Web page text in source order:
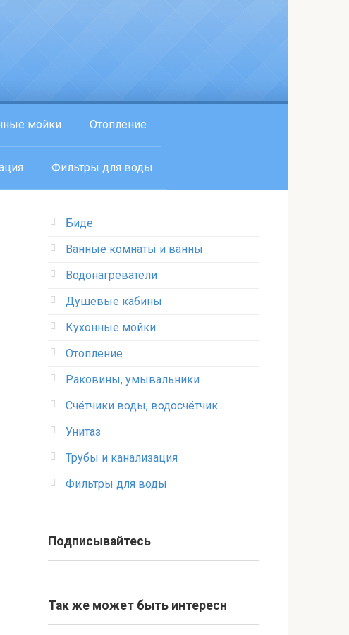
мойки Отопление
Фильтры для воды
Биде
Ванные комнаты и ванны
Водонагреватели
Душевые кабины
Кухонные мойки
Отопление
Раковины, умывальники
Счётчики воды, водосчётчик
Унитаз
Трубы и канализация
Фильтры для воды
Подписывайтесь
Так же может быть интересн